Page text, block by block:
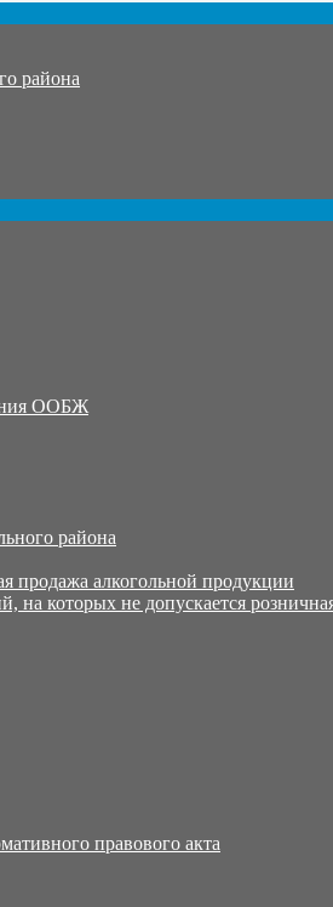
района
ООБЖ
района
продажа алкогольной продукции
которых не допускается
правового акта